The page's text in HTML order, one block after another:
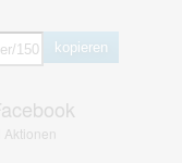
kopieren